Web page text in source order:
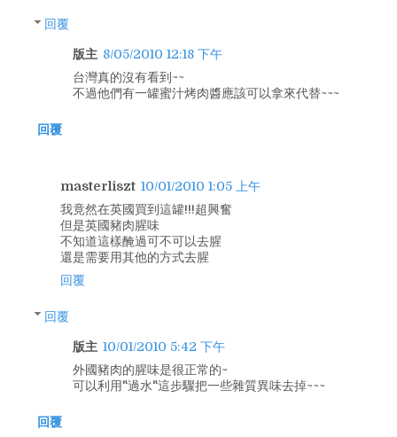
回覆
版主 8/05/2010 12:18 下午
台灣真的沒有看到~~
不過他們有一罐蜜汁烤肉醬應該可以拿來代替~~~
回覆
masterliszt 10/01/2010 1:05 上午
我竟然在英國買到這罐!!!超興奮
但是英國豬肉腥味
不知道這樣醃過可不可以去腥
還是需要用其他的方式去腥
回覆
回覆
版主 10/01/2010 5:42 下午
外國豬肉的腥味是很正常的~
可以利用"過水"這步驟把一些雜質異味去掉~~~
回覆